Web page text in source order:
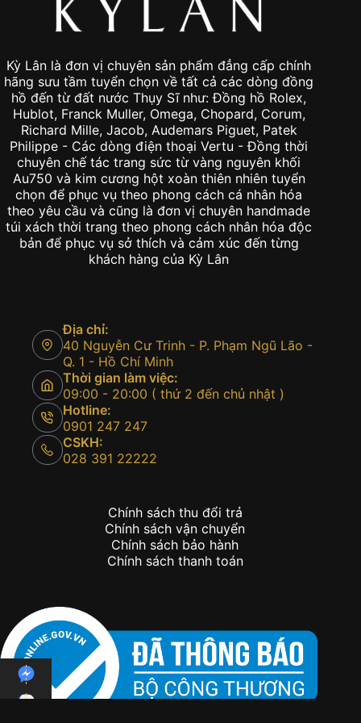
Kỳ Lân là đơn vị chuyên sản phẩm đẳng cấp chính
hãng sưu tầm tuyển chọn về tất cả các dòng đồng
hồ đến từ đất nước Thụy Sĩ như: Đồng hồ Rolex,
Hublot, Franck Muller, Omega, Chopard, Corum,
Richard Mille, Jacob, Audemars Piguet, Patek
Philippe - Các dòng điện thoại Vertu - Đồng thời
chuyên chế tác trang sức từ vàng nguyên khối
Au750 và kim cương hột xoàn thiên nhiên tuyển
chọn để phục vụ theo phong cách cá nhân hóa
theo yêu cầu và cũng là đơn vị chuyên handmade
túi xách thời trang theo phong cách nhân hóa độc
bản để phục vụ sở thích và cảm xúc đến từng
khách hàng của Kỳ Lân
Địa chỉ:
40 Nguyễn Cư Trinh - P. Phạm Ngũ Lão -
Q. 1 - Hồ Chí Minh
Thời gian làm việc:
09:00 - 20:00 ( thứ 2 đến chủ nhật )
Hotline:
0901 247 247
CSKH:
028 391 22222
Chính sách thu đổi trả
Chính sách vận chuyển
Chính sách bảo hành
Chính sách thanh toán